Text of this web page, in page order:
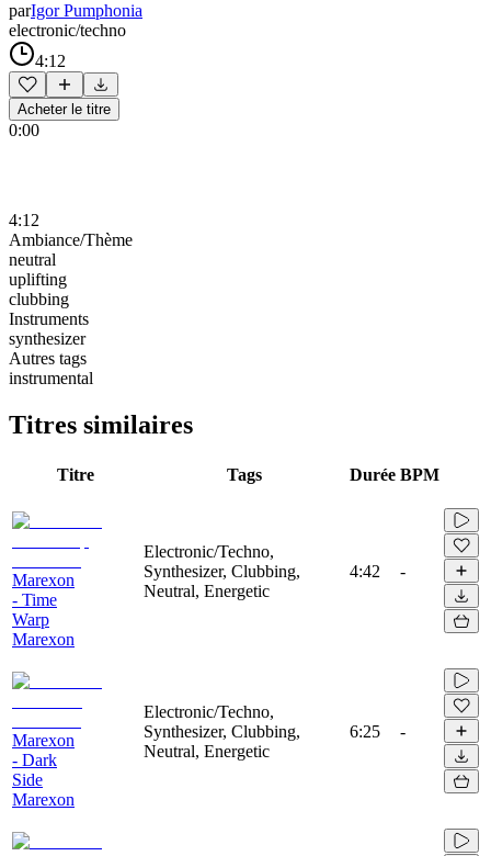
parIgor Pumphonia
electronic/techno
4:12
Acheter le titre
0:00
4:12
Ambiance/Thème
neutral
uplifting
clubbing
Instruments
synthesizer
Autres tags
instrumental
Titres similaires
Titre Tags Durée BPM
Marexon
- Time
Warp
Marexon
Electronic/Techno,
Synthesizer, Clubbing,
Neutral, Energetic
4:42 -
Marexon
- Dark
Side
Marexon
Electronic/Techno,
Synthesizer, Clubbing,
Neutral, Energetic
6:25 -